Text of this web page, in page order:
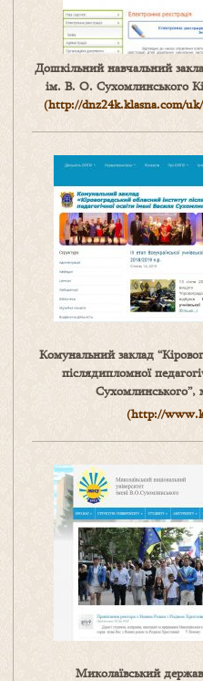
Дошкільний навчальний
ім. В. О. Сухомлинського
(http://dnz24k.klasna.com/
Комунальний заклад
післядипломної
(http://
Миколаївський